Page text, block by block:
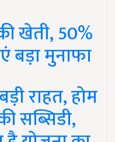
खेती, 50%
बड़ा मुनाफा
राहत, होम
सब्सिडी,